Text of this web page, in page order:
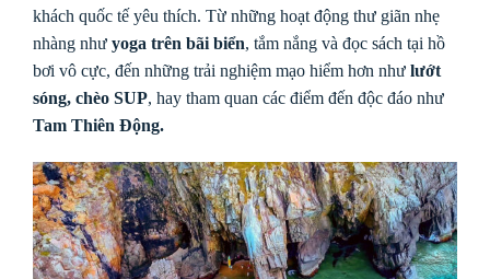
khách quốc tế yêu thích. Từ những hoạt động thư giãn nhẹ
nhàng như yoga trên bãi biển, tắm nắng và đọc sách tại hồ
bơi vô cực, đến những trải nghiệm mạo hiểm hơn như lướt
sóng, chèo SUP, hay tham quan các điểm đến độc đáo như
Tam Thiên Động.